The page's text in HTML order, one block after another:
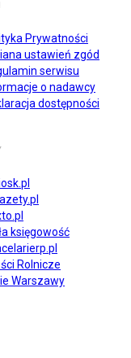
Prywatności
ustawień zgód
serwisu
o nadawcy
dostępności
księgowość
Rolnicze
Warszawy